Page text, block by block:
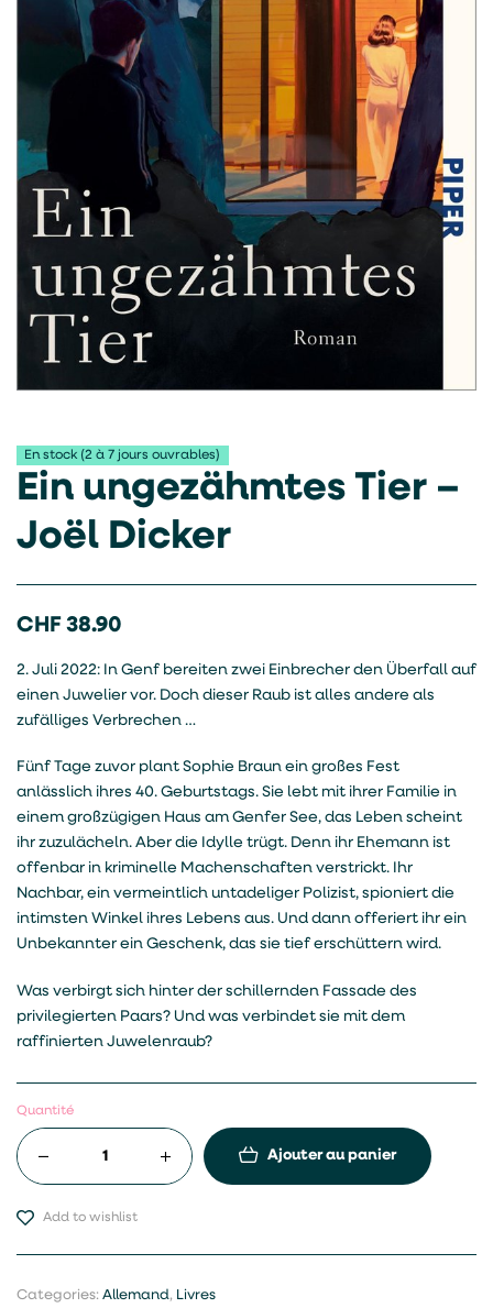
En stock (2 à 7 jours ouvrables)
Ein ungezähmtes Tier –
Joël Dicker
CHF 38.90
2. Juli 2022: In Genf bereiten zwei Einbrecher den Überfall auf
einen Juwelier vor. Doch dieser Raub ist alles andere als
zufälliges Verbrechen …
Fünf Tage zuvor plant Sophie Braun ein großes Fest
anlässlich ihres 40. Geburtstags. Sie lebt mit ihrer Familie in
einem großzügigen Haus am Genfer See, das Leben scheint
ihr zuzulächeln. Aber die Idylle trügt. Denn ihr Ehemann ist
offenbar in kriminelle Machenschaften verstrickt. Ihr
Nachbar, ein vermeintlich untadeliger Polizist, spioniert die
intimsten Winkel ihres Lebens aus. Und dann offeriert ihr ein
Unbekannter ein Geschenk, das sie tief erschüttern wird.
Was verbirgt sich hinter der schillernden Fassade des
privilegierten Paars? Und was verbindet sie mit dem
raffinierten Juwelenraub?
Quantité
Ajouter au panier
Add to wishlist
Categories: Allemand, Livres